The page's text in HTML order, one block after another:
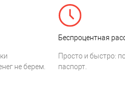
не берем.
Беспроцентная
Просто и быстро:
паспорт.